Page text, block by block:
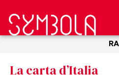
La carta d’Italia